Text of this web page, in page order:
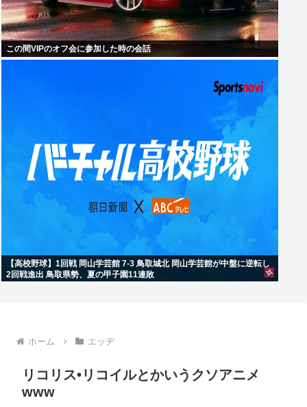
この間VIPのオフ会に参加した時の会話
【高校野球】1回戦 岡山学芸館 7-3 鳥取城北 岡山学芸館が中盤に逆転し
2回戦進出 鳥取県勢、夏の甲子園11連敗
ホーム エッヂ
リコリス•リコイルとかいうクソアニメ
www